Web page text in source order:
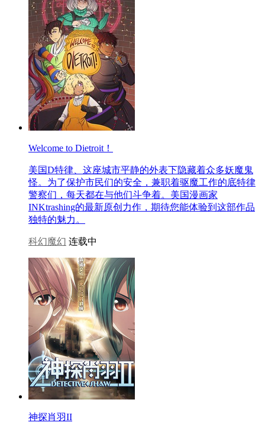
Welcome to Dietroit！
美国D特律、这座城市平静的外表下隐藏着众多妖魔鬼
怪。为了保护市民们的安全，兼职着驱魔工作的底特律
警察们，每天都在与他们斗争着。美国漫画家
INKtrashing的最新原创力作，期待您能体验到这部作品
独特的魅力。
科幻魔幻 连载中
神探肖羽II